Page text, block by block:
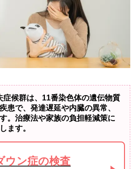
症候群は、11番染色体の遺伝物質
患で、発達遅延や内臓の異常、
。治療法や家族の負担軽減策に
ます。
ウン症の検査